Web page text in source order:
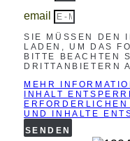
email
SIE MÜSSEN DEN
LADEN, UM DAS
BITTE BEACHTEN
DRITTANBIETERN
MEHR
INHALT
UND INHALTE
SENDEN